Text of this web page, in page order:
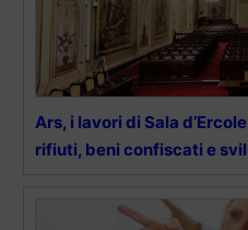
Ars, i lavori di Sala
rifiuti, beni confiscati e